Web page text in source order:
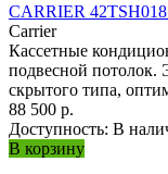
CARRIER
Carrier
Кассетные
подвесной
скрытого типа,
88 500 р.
Доступность: В
В корзину